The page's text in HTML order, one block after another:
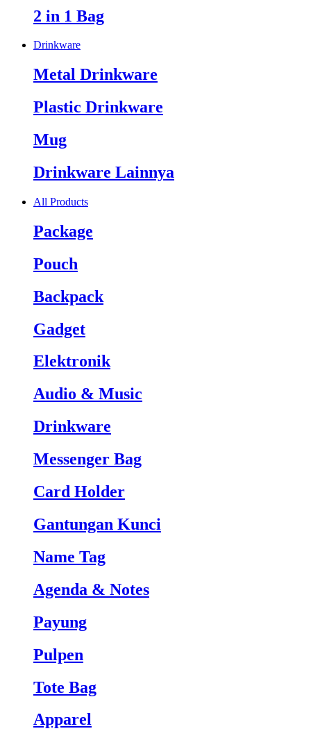
2 in 1 Bag
Drinkware
Metal Drinkware
Plastic Drinkware
Mug
Drinkware Lainnya
All Products
Package
Pouch
Backpack
Gadget
Elektronik
Audio & Music
Drinkware
Messenger Bag
Card Holder
Gantungan Kunci
Name Tag
Agenda & Notes
Payung
Pulpen
Tote Bag
Apparel